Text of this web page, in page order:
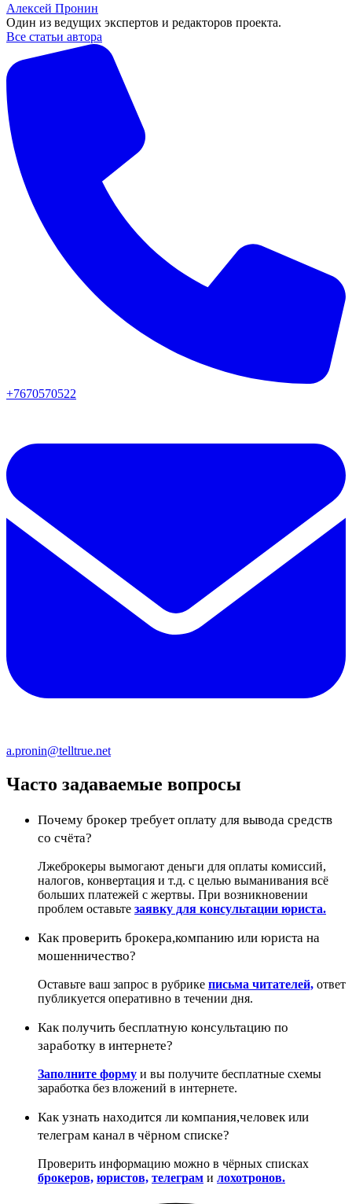
Алексей Пронин
Один из ведущих экспертов и редакторов проекта.
Все статьи автора
+7670570522
a.pronin@telltrue.net
Часто задаваемые вопросы
Почему брокер требует оплату для вывода средств
со счёта?
Лжеброкеры вымогают деньги для оплаты комиссий,
налогов, конвертация и т.д. с целью выманивания всё
больших платежей с жертвы. При возникновении
проблем оставьте заявку для консультации юриста.
Как проверить брокера,компанию или юриста на
мошенничество?
Оставьте ваш запрос в рубрике письма читателей, ответ
публикуется оперативно в течении дня.
Как получить бесплатную консультацию по
заработку в интернете?
Заполните форму и вы получите бесплатные схемы
заработка без вложений в интернете.
Как узнать находится ли компания,человек или
телеграм канал в чёрном списке?
Проверить информацию можно в чёрных списках
брокеров, юристов, телеграм и лохотронов.